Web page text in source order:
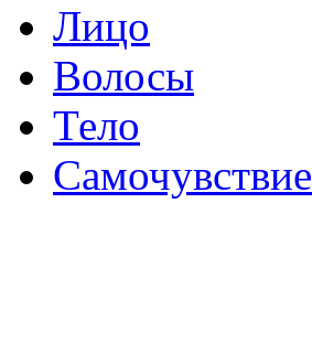
Лицо
Волосы
Тело
Самочувствие